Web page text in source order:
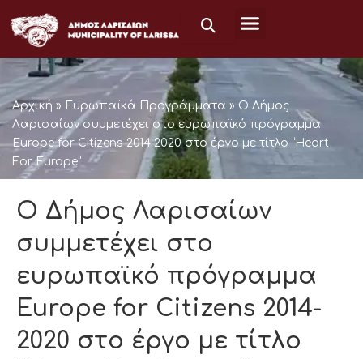
στο
περιεχόμενο
Αρχική » Ευρωπαϊκά Προγράμματα » Ο Δήμος
Λαρισαίων συμμετέχει στο ευρωπαϊκό πρόγραμμα
Europe for Citizens 2014-2020 στο έργο με τίτλο “Heart
For Europe”
Ο Δήμος Λαρισαίων
συμμετέχει στο
ευρωπαϊκό πρόγραμμα
Europe for Citizens 2014-
2020 στο έργο με τίτλο